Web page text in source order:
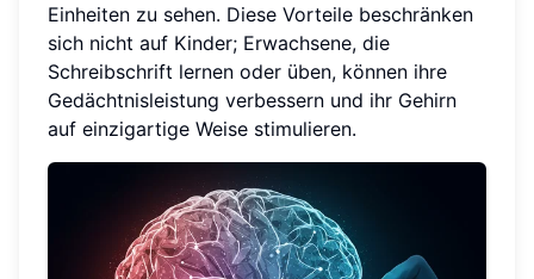
Einheiten zu sehen. Diese Vorteile beschränken
sich nicht auf Kinder; Erwachsene, die
Schreibschrift lernen oder üben, können ihre
Gedächtnisleistung verbessern und ihr Gehirn
auf einzigartige Weise stimulieren.